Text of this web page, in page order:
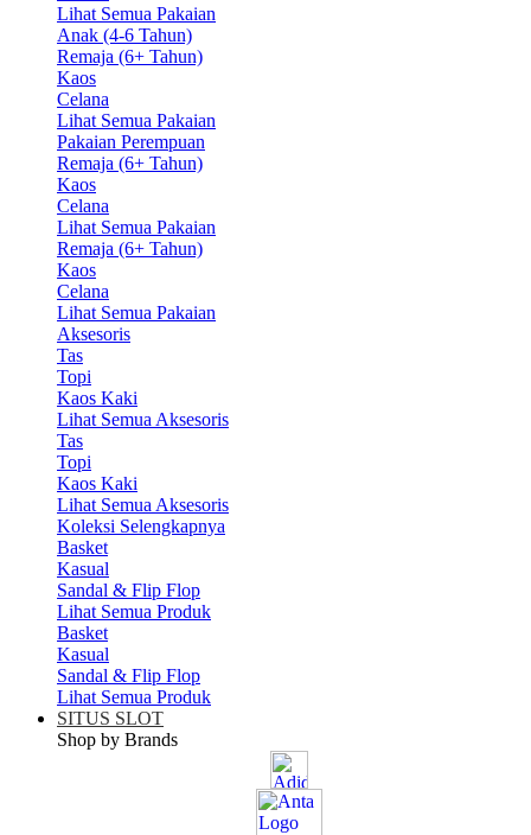
Lihat Semua Pakaian
Anak (4-6 Tahun)
Remaja (6+ Tahun)
Kaos
Celana
Lihat Semua Pakaian
Pakaian Perempuan
Remaja (6+ Tahun)
Kaos
Celana
Lihat Semua Pakaian
Remaja (6+ Tahun)
Kaos
Celana
Lihat Semua Pakaian
Aksesoris
Tas
Topi
Kaos Kaki
Lihat Semua Aksesoris
Tas
Topi
Kaos Kaki
Lihat Semua Aksesoris
Koleksi Selengkapnya
Basket
Kasual
Sandal & Flip Flop
Lihat Semua Produk
Basket
Kasual
Sandal & Flip Flop
Lihat Semua Produk
SITUS SLOT
Shop by Brands